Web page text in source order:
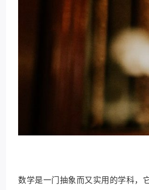
数学是一门抽象而又实用的学科，